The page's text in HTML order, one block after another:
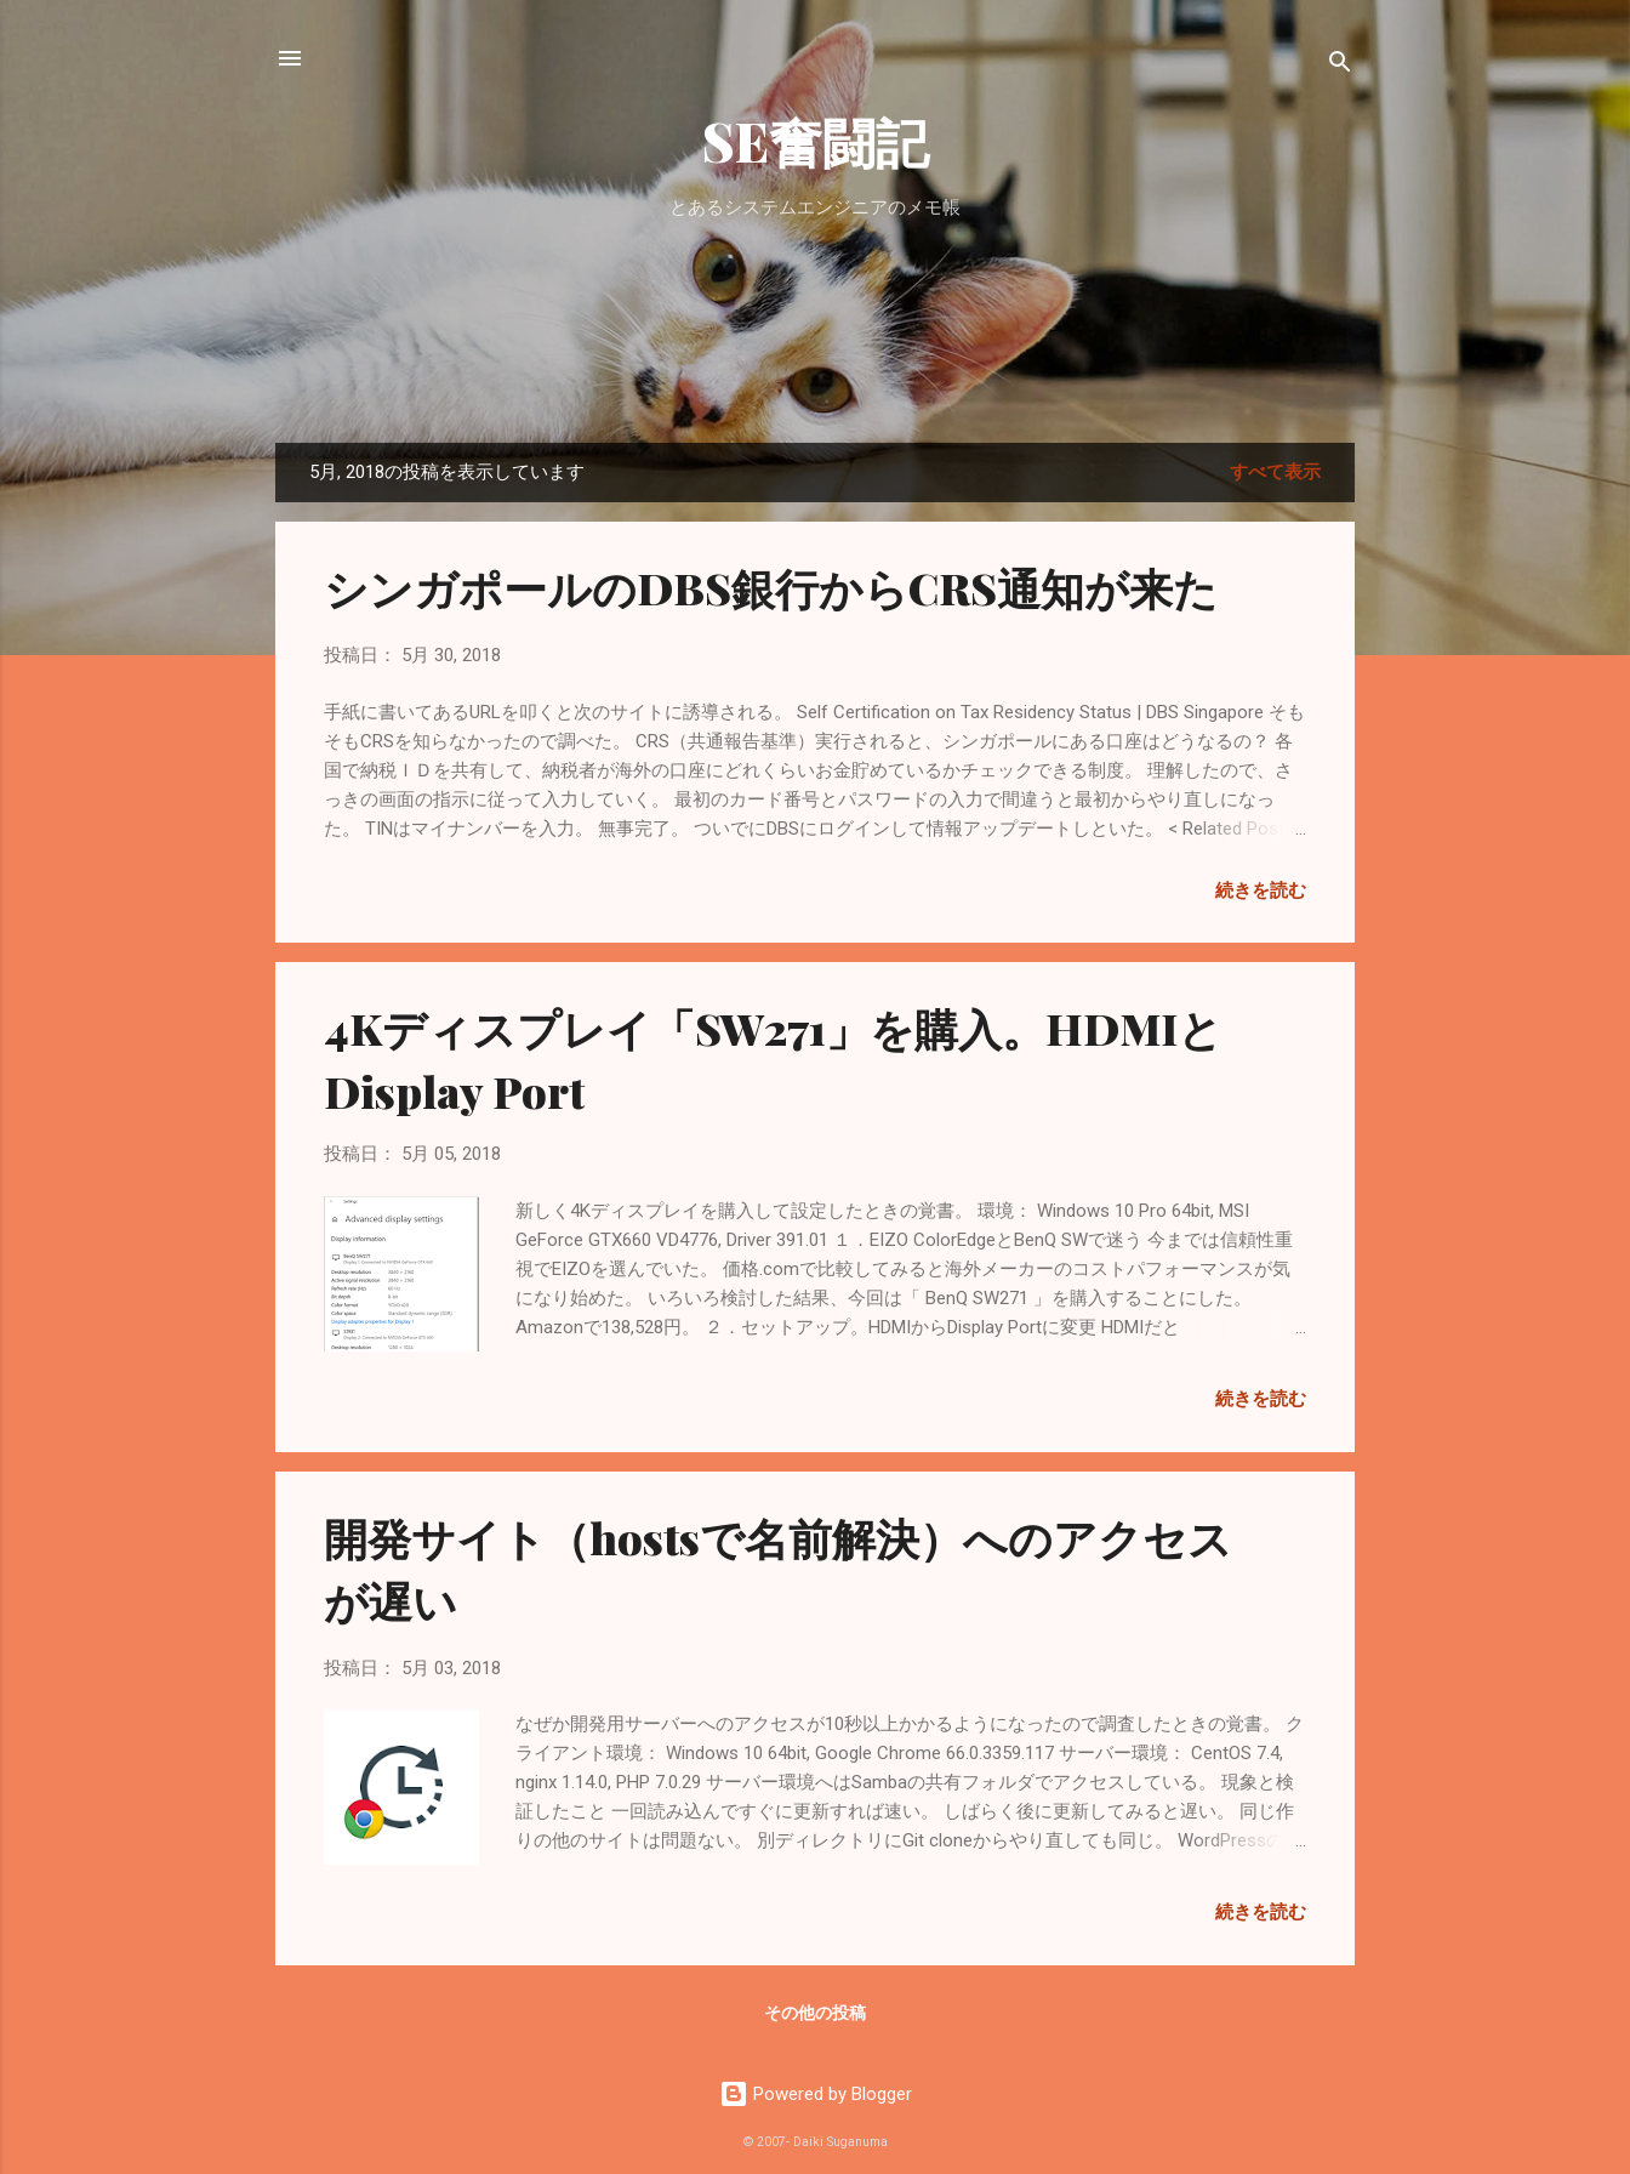
スキップしてメイン コンテンツに移動
SE奮闘記
とあるシステムエンジニアのメモ帳
稿
5月, 2018の投稿を表示しています すべて表示
シンガポールのDBS銀行からCRS通知が来た
投稿日： 5月 30, 2018
手紙に書いてあるURLを叩くと次のサイトに誘導される。 Self Certification on Tax Residency Status | DBS Singapore そも
そもCRSを知らなかったので調べた。 CRS（共通報告基準）実行されると、シンガポールにある口座はどうなるの？ 各
国で納税ＩＤを共有して、納税者が海外の口座にどれくらいお金貯めているかチェックできる制度。 理解したので、さ
っきの画面の指示に従って入力していく。 最初のカード番号とパスワードの入力で間違うと最初からやり直しになっ
た。 TINはマイナンバーを入力。 無事完了。 ついでにDBSにログインして情報アップデートしといた。 < Related Posts
続きを読む
4Kディスプレイ「SW271」を購入。HDMIと
Display Port
投稿日： 5月 05, 2018
新しく4Kディスプレイを購入して設定したときの覚書。 環境： Windows 10 Pro 64bit, MSI
GeForce GTX660 VD4776, Driver 391.01 １．EIZO ColorEdgeとBenQ SWで迷う 今までは信頼性重
視でEIZOを選んでいた。 価格.comで比較してみると海外メーカーのコストパフォーマンスが気
になり始めた。 いろいろ検討した結果、今回は「 BenQ SW271 」を購入することにした。
Amazonで138,528円。 ２．セットアップ。HDMIからDisplay Portに変更 HDMIだと
Color formatが「YCbCr420」という見慣れない値だったので調べてみると、60Hz用にドライバー
が調整していることが分かった。 HDMI 1.4で4K/60Hz出力対応!? 「GeForce 340.43 Driver Beta」
交換（附属のケーブルは片方がMini端子だったので使えなかった）。 Color formatが「RGB」に
なって嬉しい 左右のディスプレイの解像度が低いので、移動するとマウスが画面の端で引っかか
るのがイラっとくる たまに真っ暗になって5秒後くらいに復活する。 → ビデオカードを変えたら
続きを読む
開発サイト（hostsで名前解決）へのアクセス
が遅い
投稿日： 5月 03, 2018
なぜか開発用サーバーへのアクセスが10秒以上かかるようになったので調査したときの覚書。 ク
ライアント環境： Windows 10 64bit, Google Chrome 66.0.3359.117 サーバー環境： CentOS 7.4,
nginx 1.14.0, PHP 7.0.29 サーバー環境へはSambaの共有フォルダでアクセスしている。 現象と検
証したこと 一回読み込んですぐに更新すれば速い。 しばらく後に更新してみると遅い。 同じ作
りの他のサイトは問題ない。 別ディレクトリにGit cloneからやり直しても同じ。 WordPressの開
い。Google Chromeだけ遅い。 ・・・と思ったけど、Firefoxでも起こる。頻度と遅くなったとき
の速度はFirefoxの方がましな気がする。 Sambaを停止しても同じ。 「ping -t」は常に早い ここ
Loading Issue | WebNots How to Fix Resolving Host Problem in Google Chrome? | WebNots やっ
ルを全削除 それでも直らない。 ちょっと時間切れ。忙しい時にこういうことが起こる。 お昼休
憩を挟んで「もしかしたら？」と思って、hostsファイルのURLにある「-」（ハイフン）を削除
続きを読む
その他の投稿
Powered by Blogger
© 2007- Daiki Suganuma